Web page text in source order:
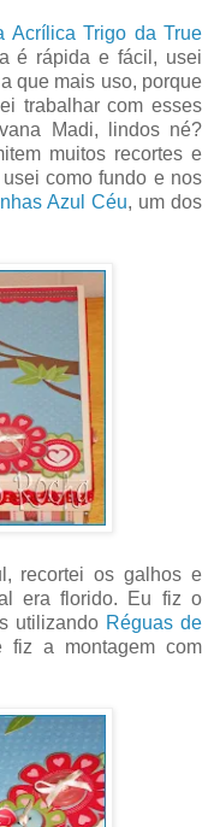
Acrílica Trigo da True
é rápida e fácil, usei
que mais uso, porque
trabalhar com esses
Madi, lindos né?
muitos recortes e
como fundo e nos
Azul Céu, um dos
recortei os galhos e
era florido. Eu fiz o
utilizando Réguas de
fiz a montagem com